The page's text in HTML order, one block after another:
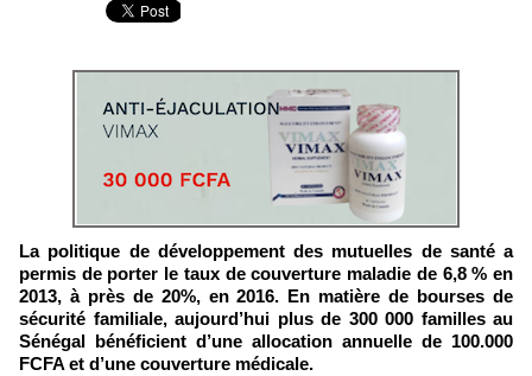
La politique de développement des mutuelles de santé a
permis de porter le taux de couverture maladie de 6,8 % en
2013, à près de 20%, en 2016. En matière de bourses de
sécurité familiale, aujourd’hui plus de 300 000 familles au
Sénégal bénéficient d’une allocation annuelle de 100.000
FCFA et d’une couverture médicale.